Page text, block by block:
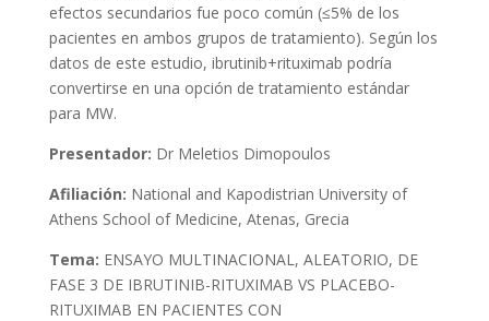
efectos secundarios fue poco común (≤5% de los
pacientes en ambos grupos de tratamiento). Según los
datos de este estudio, ibrutinib+rituximab podría
convertirse en una opción de tratamiento estándar
para MW.
Presentador: Dr Meletios Dimopoulos
Afiliación: National and Kapodistrian University of
Athens School of Medicine, Atenas, Grecia
Tema: ENSAYO MULTINACIONAL, ALEATORIO, DE
FASE 3 DE IBRUTINIB-RITUXIMAB VS PLACEBO-
RITUXIMAB EN PACIENTES CON